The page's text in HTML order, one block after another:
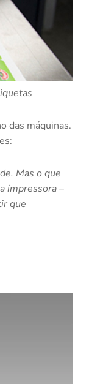
das máquinas.
Mas o que
impressora –
que